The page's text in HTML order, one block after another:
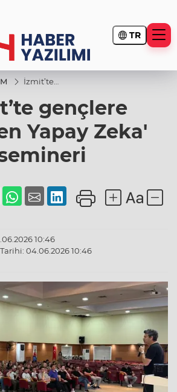
TR
İzmit’te
Yapay
Zeka'
semineri
gençlere
Yapay Zeka'
10:46
04.06.2026 10:46